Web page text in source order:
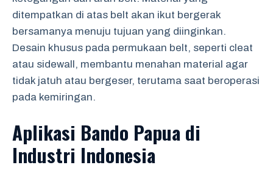
ditempatkan di atas belt akan ikut bergerak
bersamanya menuju tujuan yang diinginkan.
Desain khusus pada permukaan belt, seperti cleat
atau sidewall, membantu menahan material agar
tidak jatuh atau bergeser, terutama saat beroperasi
pada kemiringan.
Aplikasi Bando Papua di
Industri Indonesia